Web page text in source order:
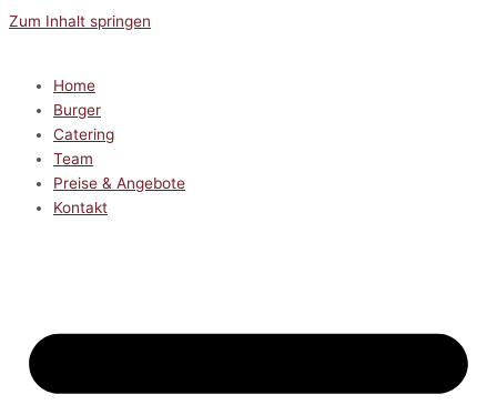
Zum Inhalt springen
Home
Burger
Catering
Team
Preise & Angebote
Kontakt